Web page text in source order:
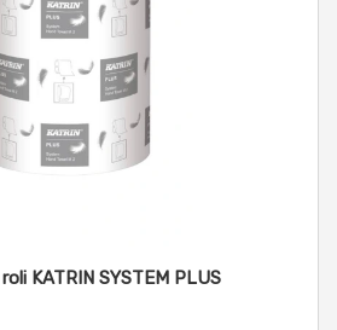
KATRIN SYSTEM PLUS